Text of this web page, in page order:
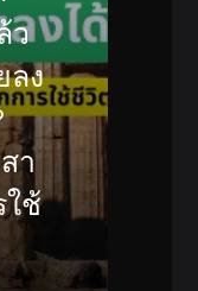
ว
ลง
า
ใช้